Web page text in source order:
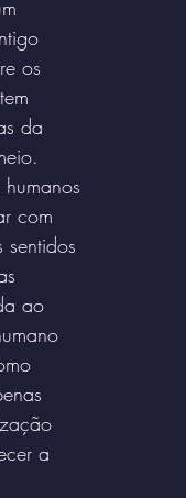
os
da
com
ao
a